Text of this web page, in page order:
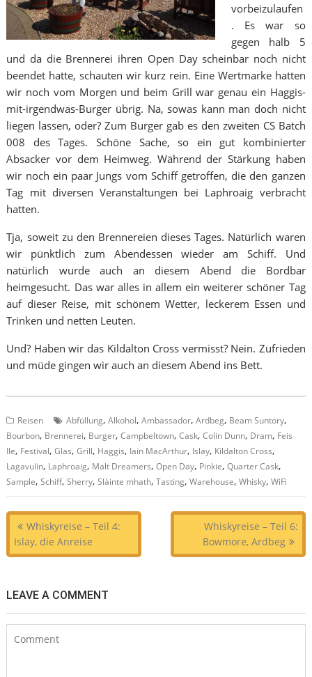
vorbeizulaufen
. Es war so
gegen halb 5
und da die Brennerei ihren Open Day scheinbar noch nicht
beendet hatte, schauten wir kurz rein. Eine Wertmarke hatten
wir noch vom Morgen und beim Grill war genau ein Haggis-
mit-irgendwas-Burger übrig. Na, sowas kann man doch nicht
liegen lassen, oder? Zum Burger gab es den zweiten CS Batch
008 des Tages. Schöne Sache, so ein gut kombinierter
Absacker vor dem Heimweg. Während der Stärkung haben
wir noch ein paar Jungs vom Schiff getroffen, die den ganzen
Tag mit diversen Veranstaltungen bei Laphroaig verbracht
hatten.
Tja, soweit zu den Brennereien dieses Tages. Natürlich waren
wir pünktlich zum Abendessen wieder am Schiff. Und
natürlich wurde auch an diesem Abend die Bordbar
heimgesucht. Das war alles in allem ein weiterer schöner Tag
auf dieser Reise, mit schönem Wetter, leckerem Essen und
Trinken und netten Leuten.
Und? Haben wir das Kildalton Cross vermisst? Nein. Zufrieden
und müde gingen wir auch an diesem Abend ins Bett.
Reisen Abfüllung,Alkohol,Ambassador,Ardbeg, Beam Suntory,
Bourbon, Brennerei, Burger,Campbeltown,Cask,Colin Dunn, Dram, Feis
Ile, Festival,Glas,Grill, Haggis, Iain MacArthur, Islay, Kildalton Cross,
Lagavulin, Laphroaig, Malt Dreamers,Open Day, Pinkie,Quarter Cask,
Sample,Schiff,Sherry,Slàinte mhath,Tasting,Warehouse,Whisky,WiFi
Beitragsnavigation
Whiskyreise – Teil 4:
Islay, die Anreise
Whiskyreise – Teil 6:
Bowmore, Ardbeg
LEAVE A COMMENT